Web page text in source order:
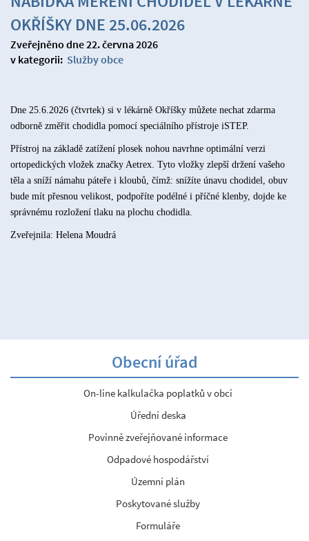
OKŘÍŠKY DNE 25.06.2026
Zveřejněno dne 22. června 2026
v kategorii: Služby obce
Dne 25.6.2026 (čtvrtek) si v lékárně Okříšky můžete nechat zdarma
odborně změřit chodidla pomocí speciálního přístroje iSTEP.
Přístroj na základě zatížení plosek nohou navrhne optimální verzi
ortopedických vložek značky Aetrex. Tyto vložky zlepší držení vašeho
těla a sníží námahu páteře i kloubů, čímž: snížíte únavu chodidel, obuv
bude mít přesnou velikost, podpoříte podélné i příčné klenby, dojde ke
správnému rozložení tlaku na plochu chodidla.
Zveřejnila: Helena Moudrá
Obecní úřad
On-line kalkulačka poplatků v obci
Úřední deska
Povinně zveřejňované informace
Odpadové hospodářství
Územní plán
Poskytované služby
Formuláře